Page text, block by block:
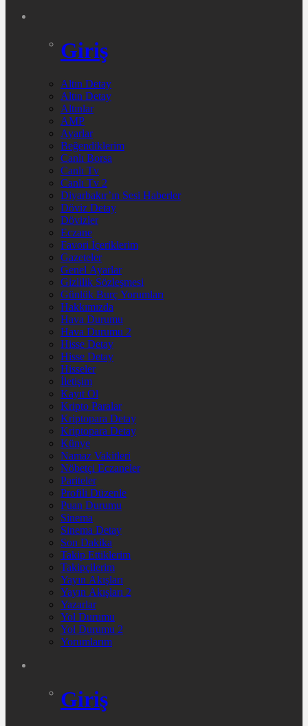
Giriş
Altın Detay
Altın Detay
Altınlar
AMP
Ayarlar
Beğendiklerim
Canlı Borsa
Canlı Tv
Canlı Tv 2
Diyarbakır’ın Sesi Haberler
Döviz Detay
Dövizler
Eczane
Favori İçeriklerim
Gazeteler
Genel Ayarlar
Gizlilik Sözleşmesi
Günlük Burç Yorumları
Hakkımızda
Hava Durumu
Hava Durumu 2
Hisse Detay
Hisse Detay
Hisseler
İletişim
Kayıt Ol
Kripto Paralar
Kriptopara Detay
Kriptopara Detay
Künye
Namaz Vakitleri
Nöbetçi Eczaneler
Pariteler
Profili Düzenle
Puan Durumu
Sinema
Sinema Detay
Son Dakika
Takip Ettiklerim
Takipçilerim
Yayın Akışları
Yayın Akışları 2
Yazarlar
Yol Durumu
Yol Durumu 2
Yorumlarım
Giriş